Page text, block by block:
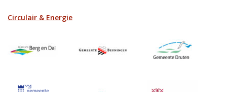
Circulair & Energie